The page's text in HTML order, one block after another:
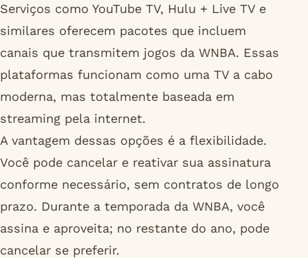
Serviços como YouTube TV, Hulu + Live TV e
similares oferecem pacotes que incluem
canais que transmitem jogos da WNBA. Essas
plataformas funcionam como uma TV a cabo
moderna, mas totalmente baseada em
streaming pela internet.
A vantagem dessas opções é a flexibilidade.
Você pode cancelar e reativar sua assinatura
conforme necessário, sem contratos de longo
prazo. Durante a temporada da WNBA, você
assina e aproveita; no restante do ano, pode
cancelar se preferir.